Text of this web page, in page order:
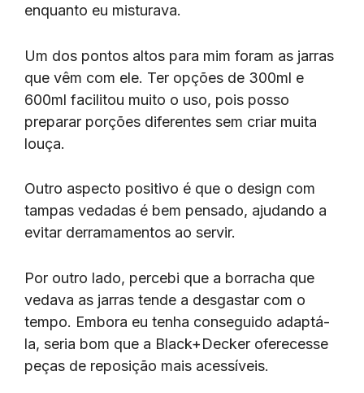
enquanto eu misturava.
Um dos pontos altos para mim foram as jarras
que vêm com ele. Ter opções de 300ml e
600ml facilitou muito o uso, pois posso
preparar porções diferentes sem criar muita
louça.
Outro aspecto positivo é que o design com
tampas vedadas é bem pensado, ajudando a
evitar derramamentos ao servir.
Por outro lado, percebi que a borracha que
vedava as jarras tende a desgastar com o
tempo. Embora eu tenha conseguido adaptá-
la, seria bom que a Black+Decker oferecesse
peças de reposição mais acessíveis.